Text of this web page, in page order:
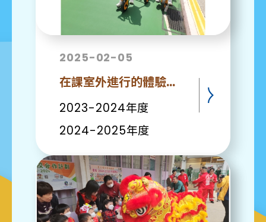
2025-02-05
在課室外進行的體驗式學習活動
2023-2024年度
2024-2025年度